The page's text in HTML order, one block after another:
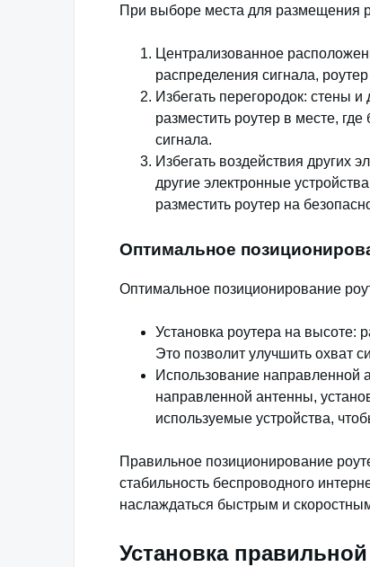
При выборе места для размещения
Централизованное
распределения сигнала,
Избегать перегородок: стены
разместить роутер в месте,
сигнала.
Избегать воздействия других
другие электронные
разместить роутер на
Оптимальное
Оптимальное позиционирование
Установка роутера на высоте:
Это позволит улучшить охват
Использование направленной
направленной антенны,
используемые устройства,
Правильное позиционирование
стабильность беспроводного
наслаждаться быстрым и
Установка